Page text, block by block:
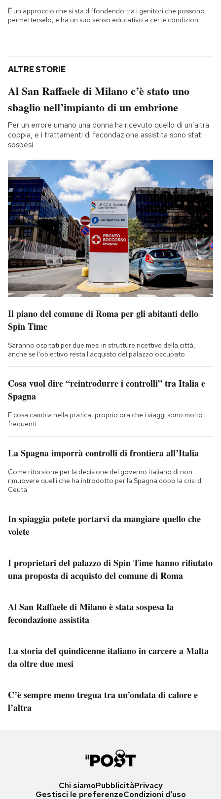
È un approccio che si sta diffondendo tra i genitori che possono
permetterselo, e ha un suo senso educativo a certe condizioni
ALTRE STORIE
Al San Raffaele di Milano c’è stato uno
sbaglio nell’impianto di un embrione
Per un errore umano una donna ha ricevuto quello di un’altra
coppia, e i trattamenti di fecondazione assistita sono stati
sospesi
Il piano del comune di Roma per gli abitanti dello
Spin Time
Saranno ospitati per due mesi in strutture ricettive della città,
anche se l'obiettivo resta l'acquisto del palazzo occupato
Cosa vuol dire “reintrodurre i controlli” tra Italia e
Spagna
E cosa cambia nella pratica, proprio ora che i viaggi sono molto
frequenti
La Spagna imporrà controlli di frontiera all’Italia
Come ritorsione per la decisione del governo italiano di non
rimuovere quelli che ha introdotto per la Spagna dopo la crisi di
Ceuta
In spiaggia potete portarvi da mangiare quello che
volete
I proprietari del palazzo di Spin Time hanno rifiutato
una proposta di acquisto del comune di Roma
Al San Raffaele di Milano è stata sospesa la
fecondazione assistita
La storia del quindicenne italiano in carcere a Malta
da oltre due mesi
C’è sempre meno tregua tra un’ondata di calore e
l’altra
Chi siamoPubblicitàPrivacy
Gestisci le preferenzeCondizioni d'uso